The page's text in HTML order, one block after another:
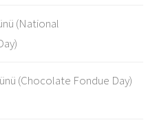
(National
(Chocolate Fondue Day)